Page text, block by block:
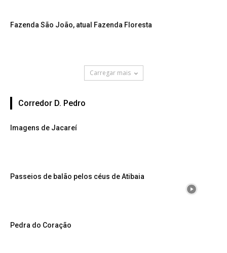
Fazenda São João, atual Fazenda Floresta
Carregar mais
Corredor D. Pedro
Imagens de Jacareí
Passeios de balão pelos céus de Atibaia
Pedra do Coração